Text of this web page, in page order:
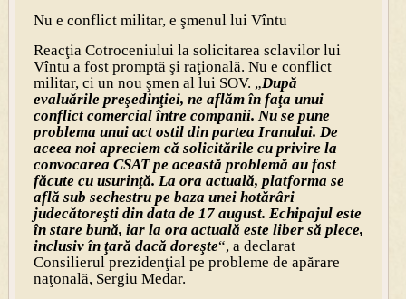
Nu e conflict militar, e şmenul lui Vîntu
Reacţia Cotroceniului la solicitarea sclavilor lui
Vîntu a fost promptă şi raţională. Nu e conflict
militar, ci un nou şmen al lui SOV. „După
evaluările preşedinţiei, ne aflăm în faţa unui
conflict comercial între companii. Nu se pune
problema unui act ostil din partea Iranului. De
aceea noi apreciem că solicitările cu privire la
convocarea CSAT pe această problemă au fost
făcute cu usurinţă. La ora actuală, platforma se
află sub sechestru pe baza unei hotărâri
judecătoreşti din data de 17 august. Echipajul este
în stare bună, iar la ora actuală este liber să plece,
inclusiv în ţară dacă doreşte“, a declarat
Consilierul prezidenţial pe probleme de apărare
naţonală, Sergiu Medar.